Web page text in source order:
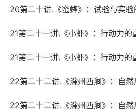
20第二十讲.《蜜蜂》：试验与实
21第二十一讲.《小虾》：行动力的
21第二十一讲.《小虾》：行动力的
22第二十二讲.《滁州西涧》：自
22第二十二讲.《滁州西涧》：自